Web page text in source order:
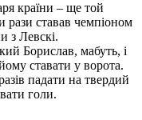
країни – ще той
ставав чемпіоном
з Левскі.
Борислав, мабуть, і
ставати у ворота.
падати на твердий
голи.